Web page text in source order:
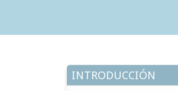
INTRODUCCIÓN